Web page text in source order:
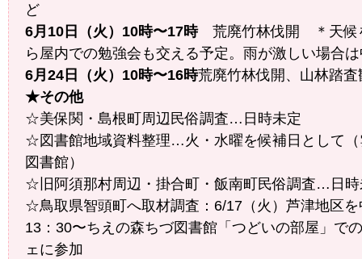
ど
6月10日（火）10時〜17時荒廃竹林伐開 ＊天候
ら屋内での勉強会も交える予定。雨が激しい場合
6月24日（火）10時〜16時荒廃竹林伐開、山林踏査
★その他
☆美保関・島根町周辺民俗調査…日時未定
☆図書館地域資料整理…火・水曜を候補日として（
図書館）
☆旧阿須那村周辺・掛合町・飯南町民俗調査…日時
☆鳥取県智頭町へ取材調査：6/17（火）芦津地区を
13：30〜ちえの森ちづ図書館「つどいの部屋」で
ェに参加